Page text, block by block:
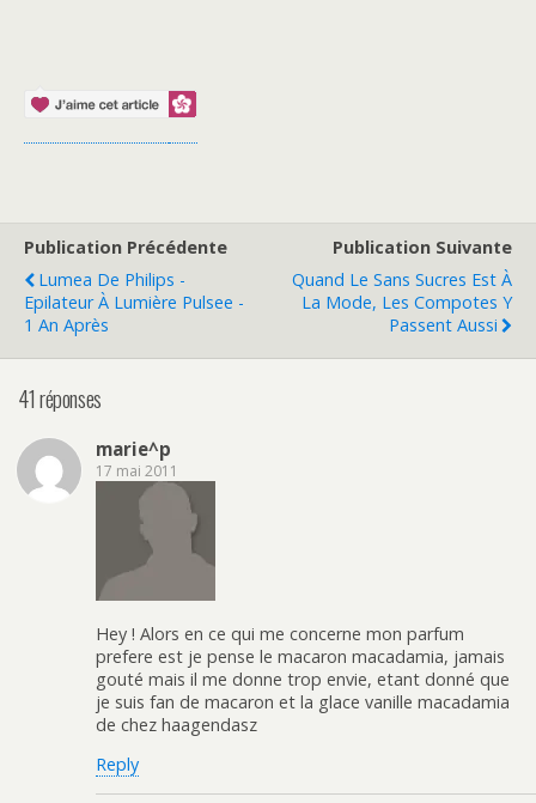
Publication Précédente
Lumea De Philips -
Epilateur À Lumière Pulsee -
1 An Après
Publication Suivante
Quand Le Sans Sucres Est À
La Mode, Les Compotes Y
Passent Aussi
41 réponses
marie^p
17 mai 2011
Hey ! Alors en ce qui me concerne mon parfum
prefere est je pense le macaron macadamia, jamais
gouté mais il me donne trop envie, etant donné que
je suis fan de macaron et la glace vanille macadamia
de chez haagendasz
Reply